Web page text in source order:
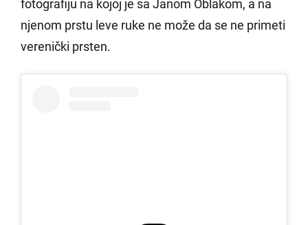
fotografiju na kojoj je sa Janom Oblakom, a na
njenom prstu leve ruke ne može da se ne primeti
verenički prsten.